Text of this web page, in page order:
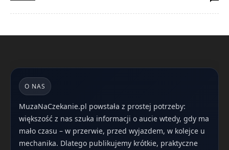
O NAS
MuzaNaCzekanie.pl powstała z prostej potrzeby:
większość z nas szuka informacji o aucie wtedy, gdy ma
mało czasu – w przerwie, przed wyjazdem, w kolejce u
mechanika. Dlatego publikujemy krótkie, praktyczne